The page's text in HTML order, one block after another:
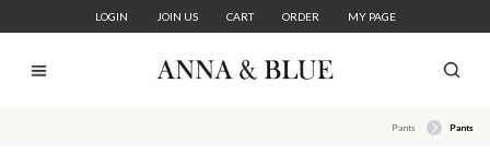
LOGIN JOIN US CART ORDER MY PAGE
Pants Pants